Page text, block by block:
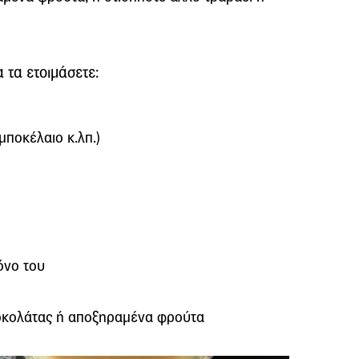
ετοιμάσετε:
κ.λπ.)
του
ή αποξηραμένα φρούτα